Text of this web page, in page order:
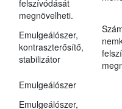
felszívódását
megnövelheti.
Emulgeálószer,
kontraszterősítő,
stabilizátor
Emulgeálószer
Emulgeálószer,